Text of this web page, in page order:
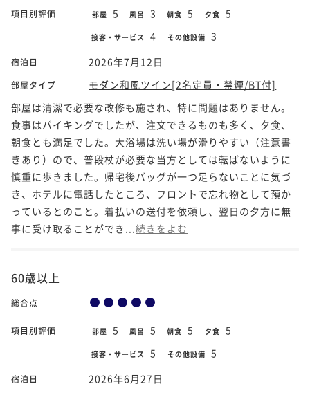
項目別評価 部屋 5 風呂 3 朝食 5 夕食 5
接客・サービス 4 その他設備 3
宿泊日 2026年7月12日
部屋タイプ
モダン和風ツイン[2名定員・禁煙/BT付]
部屋は清潔で必要な改修も施され、特に問題はありません。
食事はバイキングでしたが、注文できるものも多く、夕食、
朝食とも満足でした。大浴場は洗い場が滑りやすい（注意書
きあり）ので、普段杖が必要な当方としては転ばないように
慎重に歩きました。帰宅後バッグが一つ足らないことに気づ
き、ホテルに電話したところ、フロントで忘れ物として預か
っているとのこと。着払いの送付を依頼し、翌日の夕方に無
事に受け取ることができ... 続きをよむ
60歳以上
総合点
項目別評価 部屋 5 風呂 5 朝食 5 夕食 5
接客・サービス 5 その他設備 5
宿泊日 2026年6月27日